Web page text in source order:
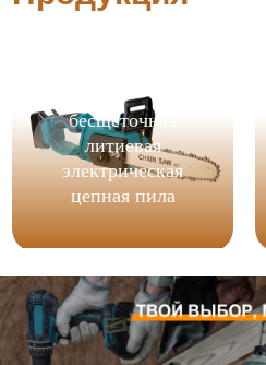
бесщеточная
литиевая
электрическая
цепная пила